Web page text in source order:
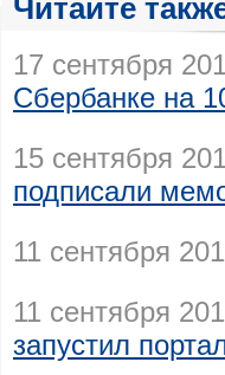
Читайте
17 сентября
Сбербанке на
15 сентября
подписали
11 сентября
11 сентября
запустил